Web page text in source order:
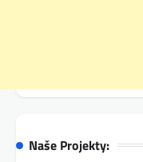
Naše Projekty: